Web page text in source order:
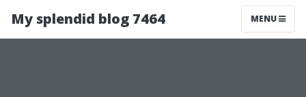
My splendid blog 7464 MENU